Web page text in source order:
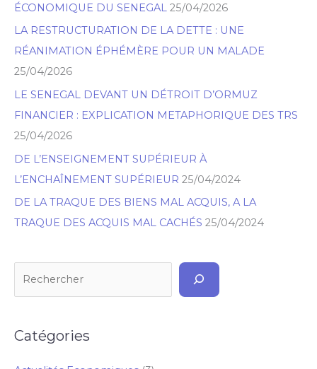
ÉCONOMIQUE DU SENEGAL 25/04/2026
LA RESTRUCTURATION DE LA DETTE : UNE
RÉANIMATION ÉPHÉMÈRE POUR UN MALADE
25/04/2026
LE SENEGAL DEVANT UN DÉTROIT D’ORMUZ
FINANCIER : EXPLICATION METAPHORIQUE DES TRS
25/04/2026
DE L’ENSEIGNEMENT SUPÉRIEUR À
L’ENCHAÎNEMENT SUPÉRIEUR 25/04/2024
DE LA TRAQUE DES BIENS MAL ACQUIS, A LA
TRAQUE DES ACQUIS MAL CACHÉS 25/04/2024
h
e
r
c
h
e
r
Catégories